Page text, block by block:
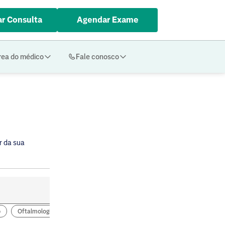
Consulta Agendar Exame
do médico Fale conosco
da sua
Oftalmologia